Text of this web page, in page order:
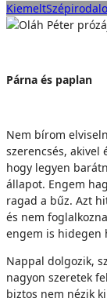
Kiemelt
Párna és paplan
Nem bírom
szerencsés, akivel
hogy legyen
állapot. Engem
ragad a bűz. Azt
és nem
engem is hidegen
Nappal dolgozik,
nagyon szeretek
biztos nem nézik